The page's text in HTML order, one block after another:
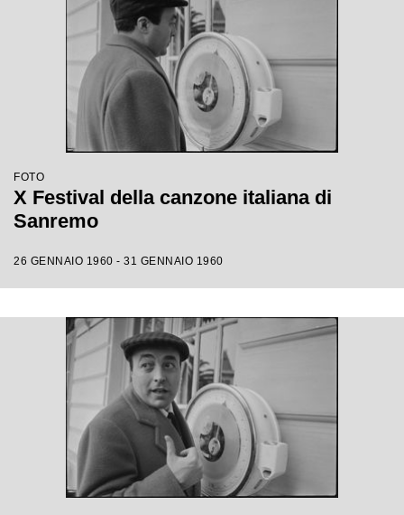
FOTO
X Festival della canzone italiana di
Sanremo
26 GENNAIO 1960 - 31 GENNAIO 1960